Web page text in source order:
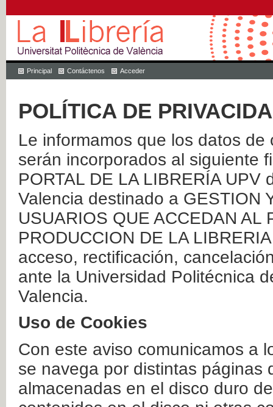
Principal Contáctenos Acceder
POLÍTICA DE
Le informamos que los datos
serán incorporados al siguiente
PORTAL DE LA LIBRERÍA
Valencia destinado a GESTION
USUARIOS QUE ACCEDAN AL
PRODUCCION DE LA
acceso, rectificación,
ante la Universidad Politécnica
Valencia.
Uso de Cookies
Con este aviso comunicamos a
se navega por distintas páginas
almacenadas en el disco duro